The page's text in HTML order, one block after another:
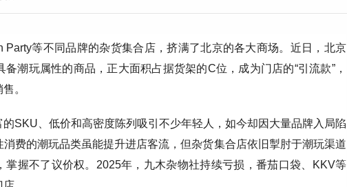
Party等不同品牌的杂货集合店，挤满了北京的各大商场。近日，北京
潮玩属性的商品，正大面积占据货架的C位，成为门店的“引流款”，
。
SKU、低价和高密度陈列吸引不少年轻人，如今却因大量品牌入局陷
费的潮玩品类虽能提升进店客流，但杂货集合店依旧掣肘于潮玩渠道
掌握不了议价权。2025年，九木杂物社持续亏损，番茄口袋、KKV等